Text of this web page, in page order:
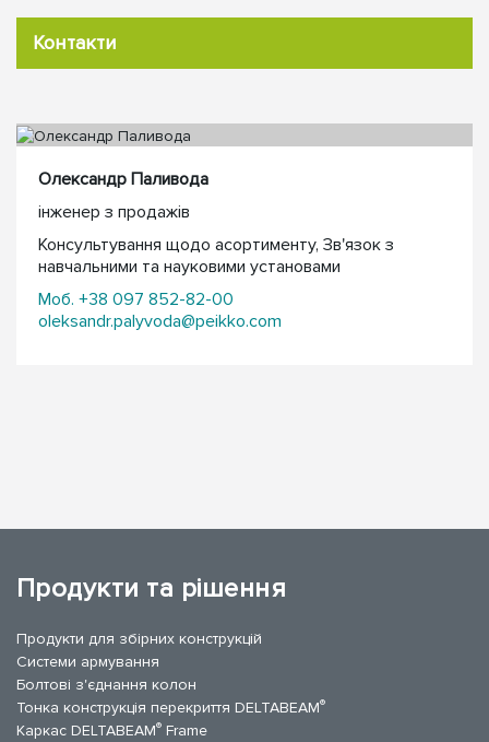
Контакти
Олександр Паливода
інженер з продажів
Консультування щодо асортименту, Зв'язок з
навчальними та науковими установами
Моб. +38 097 852-82-00
oleksandr.palyvoda@peikko.com
Продукти та рішення
Продукти для збірних конструкцій
Системи армування
Болтові з'єднання колон
Тонка конструкція перекриття DELTABEAM®
Каркас DELTABEAM® Frame